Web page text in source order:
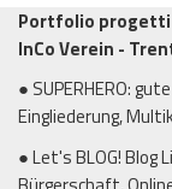
Portfolio progetti
InCo Verein -
● SUPERHERO:
Eingliederung,
● Let's BLOG! Blog